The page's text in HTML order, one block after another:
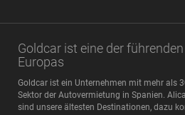
Goldcar ist eine der
Europas
Goldcar ist ein Unternehmen mit mehr als
Sektor der Autovermietung in Spanien.
sind unsere ältesten Destinationen, dazu